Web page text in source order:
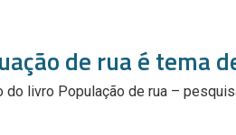
de rua é tema
do livro População de rua –